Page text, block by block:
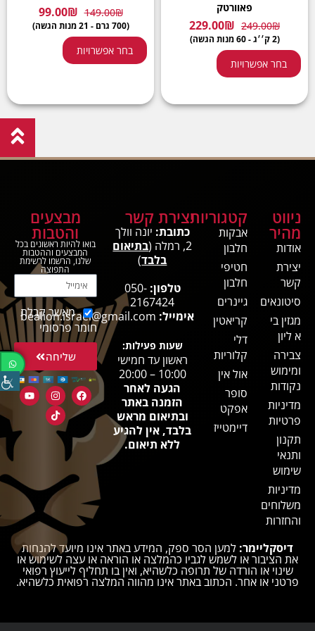
פאוורטק
249.00₪
229.00₪
(2 ק׳׳ג - 60 מנות הגשה)
בחר אפשרויות
149.00₪
99.00₪
(700 גרם - 21 מנות הגשה)
בחר אפשרויות
ניווט
מהיר
אודות
יצירת
קשר
סיטונאים
מגזין בי
א ליון
צבירה
ומימוש
נקודות
מדיניות
פרטיות
תקנון
ותנאי
שימוש
מדיניות
משלוחים
והחזרות
קטגוריות
אבקות
חלבון
חטיפי
חלבון
גיינרים
קריאטין
דלי
קלוריות
אול אין
סופר
אפקט
דיימטייז
יצירת קשר
כתובת: יונה וולך
2, רמלה (
בתיאום
בלבד)
טלפון: 050-
2167424
אימייל: bealion.israel@gmail.com
שעות פעילות:
ראשון עד חמישי
10:00 – 20:00
הגעה לאחר
הזמנה באתר
ובתיאום מראש
בלבד, אין להגיע
ללא תיאום.
מבצעים
והטבות
בואו להיות ראשונים בכל
המבצעים וההטבות
שלנו, הרשמו לרשימת
התפוצה
מאשר קבלת
חומר פרסומי
שליחה
דיסקליימר: למען הסר ספק, המידע באתר אינו מיועד להנחות
את הציבור או לשמש לגביו כהמלצה או הוראה או עצה לשימוש או
שינוי או הורדה של תרופה כלשהיא, ואין בו תחליף לייעוץ רפואי
פרטני או אחר. הכתוב באתר אינו מהווה המלצה רפואית כלשהיא.